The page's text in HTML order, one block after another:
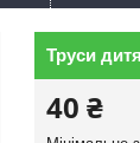
Труси
40 ₴